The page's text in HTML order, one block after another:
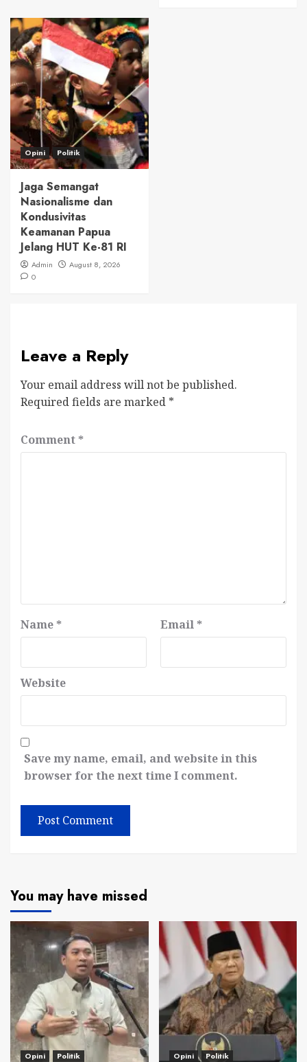
Opini Politik
Jaga Semangat
Nasionalisme dan
Kondusivitas
Keamanan Papua
Jelang HUT Ke-81 RI
Admin
August 8, 2026
0
Leave a Reply
Your email address will not be published.
Required fields are marked *
Comment *
Name * Email *
Website
Save my name, email, and website in this
browser for the next time I comment.
You may have missed
Opini Politik Opini Politik